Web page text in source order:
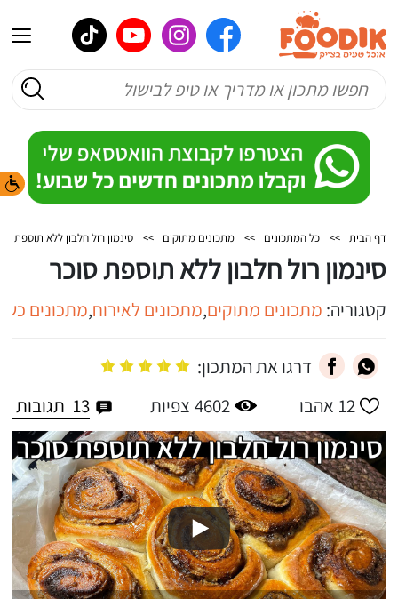
דף הבית >> כל המתכונים >> מתכונים מתוקים >> סינמון רול חלבון ללא תוספת
סינמון רול חלבון ללא תוספת סוכר
קטגוריה: מתכונים מתוקים,מתכונים לאירוח,מתכונים
דרגו את המתכון:
12 אהבו 4602 צפיות 13 תגובות